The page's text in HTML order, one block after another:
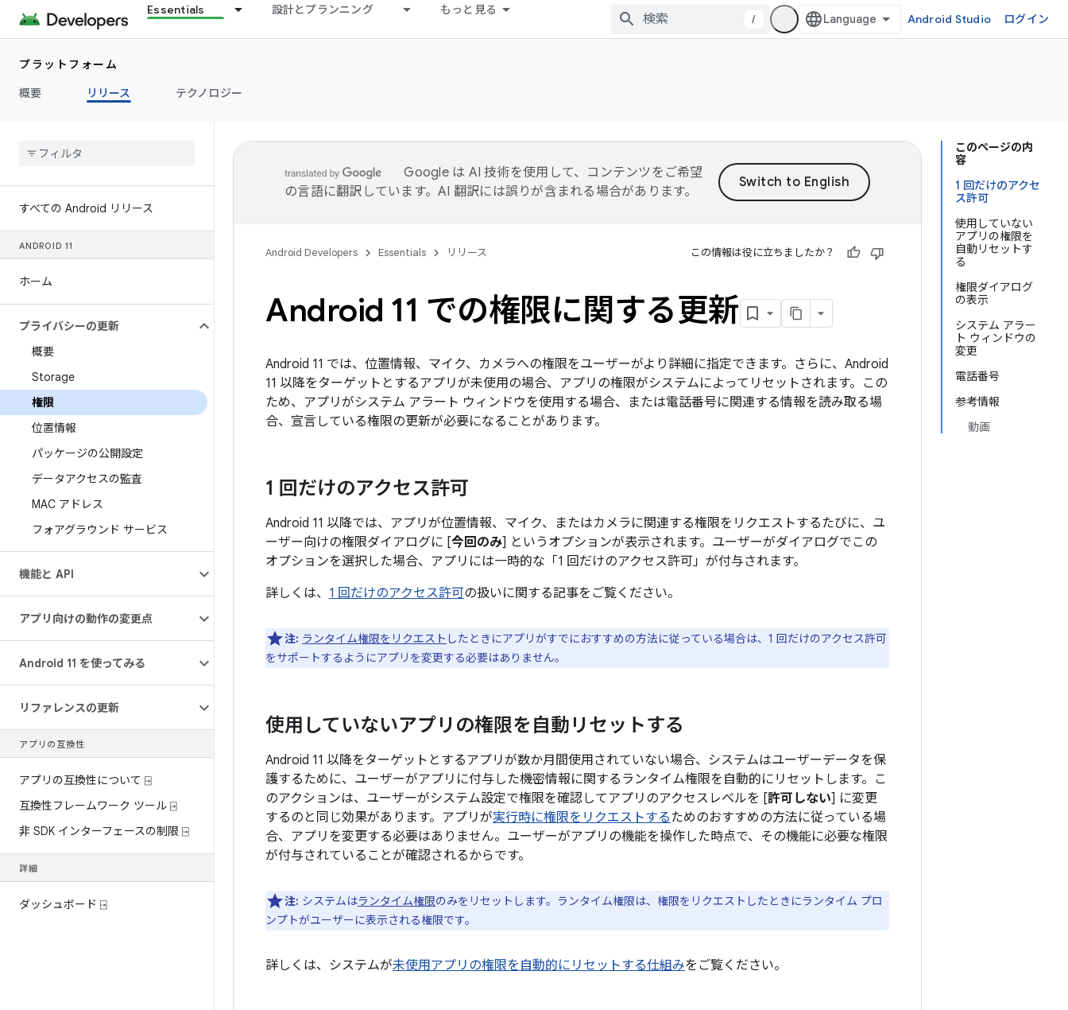
Essentials 設計とプランニング もっと見る
/ Android Studio ログイン
プラットフォーム
概要
リリース テクノロジー
すべての Android リリース
ANDROID 11
ホーム
プライバシーの更新
概要
Storage
権限
位置情報
パッケージの公開設定
データアクセスの監査
MAC アドレス
フォアグラウンド サービス
機能と API
アプリ向けの動作の変更点
Android 11 を使ってみる
リファレンスの更新
アプリの互換性
アプリの互換性について ⍈
互換性フレームワーク ツール ⍈
非 SDK インターフェースの制限 ⍈
詳細
ダッシュボード ⍈
このページの内
容
1 回だけのアクセ
ス許可
使用していない
アプリの権限を
自動リセットす
る
権限ダイアログ
の表示
システム アラー
ト ウィンドウの
変更
電話番号
参考情報
動画
Google は AI 技術を使用して、コンテンツをご希望
の言語に翻訳しています。AI 翻訳には誤りが含まれる場合があります。
Android Developers Essentials リリース この情報は役に立ちましたか？
Android 11 での権限に関する更新
Android 11 では、位置情報、マイク、カメラへの権限をユーザーがより詳細に指定できます。さらに、Android
11 以降をターゲットとするアプリが未使用の場合、アプリの権限がシステムによってリセットされます。この
ため、アプリがシステム アラート ウィンドウを使用する場合、または電話番号に関連する情報を読み取る場
合、宣言している権限の更新が必要になることがあります。
1 回だけのアクセス許可
Android 11 以降では、アプリが位置情報、マイク、またはカメラに関連する権限をリクエストするたびに、ユ
ーザー向けの権限ダイアログに [今回のみ] というオプションが表示されます。ユーザーがダイアログでこの
オプションを選択した場合、アプリには一時的な「1 回だけのアクセス許可」が付与されます。
詳しくは、 1 回だけのアクセス許可の扱いに関する記事をご覧ください。
注: ランタイム権限をリクエスト したときにアプリがすでにおすすめの方法に従っている場合は、1 回だけのアクセス許可
をサポートするようにアプリを変更する必要はありません。
使用していないアプリの権限を自動リセットする
Android 11 以降をターゲットとするアプリが数か月間使用されていない場合、システムはユーザーデータを保
護するために、ユーザーがアプリに付与した機密情報に関するランタイム権限を自動的にリセットします。こ
のアクションは、ユーザーがシステム設定で権限を確認してアプリのアクセスレベルを [許可しない] に変更
するのと同じ効果があります。アプリが実行時に権限をリクエストする ためのおすすめの方法に従っている場
合、アプリを変更する必要はありません。ユーザーがアプリの機能を操作した時点で、その機能に必要な権限
が付与されていることが確認されるからです。
注: システムはランタイム権限のみをリセットします。ランタイム権限は、権限をリクエストしたときにランタイム プロ
ンプトがユーザーに表示される権限です。
詳しくは、システムが未使用アプリの権限を自動的にリセットする仕組みをご覧ください。